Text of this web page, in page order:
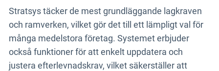
Stratsys täcker de mest grundläggande lagkraven
och ramverken, vilket gör det till ett lämpligt val för
många medelstora företag. Systemet erbjuder
också funktioner för att enkelt uppdatera och
justera efterlevnadskrav, vilket säkerställer att